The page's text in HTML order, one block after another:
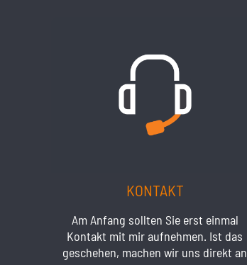
KONTAKT
Am Anfang sollten Sie erst einmal
Kontakt mit mir aufnehmen. Ist das
geschehen, machen wir uns direkt an